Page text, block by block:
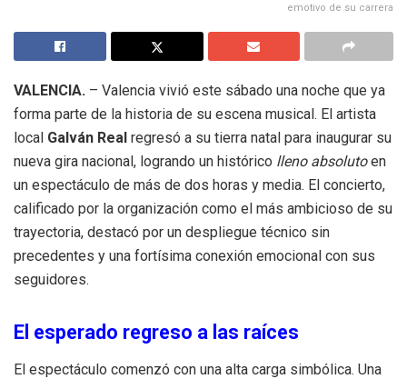
emotivo de su carrera
VALENCIA. – Valencia vivió este sábado una noche que ya
forma parte de la historia de su escena musical. El artista
local Galván Real regresó a su tierra natal para inaugurar su
nueva gira nacional, logrando un histórico lleno absolutoen
un espectáculo de más de dos horas y media. El concierto,
calificado por la organización como el más ambicioso de su
trayectoria, destacó por un despliegue técnico sin
precedentes y una fortísima conexión emocional con sus
seguidores.
El esperado regreso a las raíces
El espectáculo comenzó con una alta carga simbólica. Una